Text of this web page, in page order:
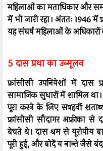
महिलाओं का मताधिकार और
में भी जारी रहा। अंततः 1946
यह संघर्ष महिलाओं के अधिकारों
5 दास प्रथा का उन्मूलन
फ्रांसीसी उपनिवेशों में
सामाजिक सुधारों में शामिल
पूरा करने के लिए सत्रहवीं
फ्रांसीसी सौदागर अफ्रीका से
बेचते थे। दास श्रम से यूरोपीय
पूरी हुई, और बोर्दे व नान्ते जैसे